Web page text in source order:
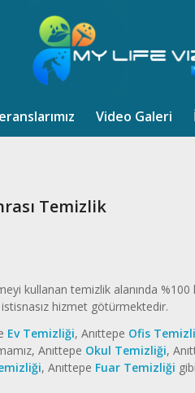
Video Galeri
Temizlik
kullanan temizlik alanında
hizmet götürmektedir.
Ev Temizliği, Anıttepe Ofis
Anıttepe Okul Temizliği,
, Anıttepe Fuar Temizliği